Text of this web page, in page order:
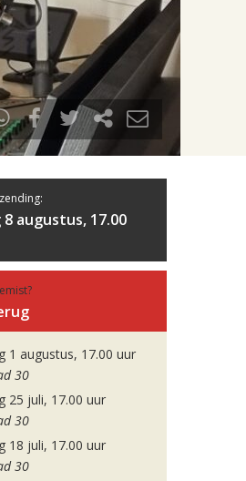
augustus, 17.00
1 augustus, 17.00 uur
30
25 juli, 17.00 uur
30
18 juli, 17.00 uur
30